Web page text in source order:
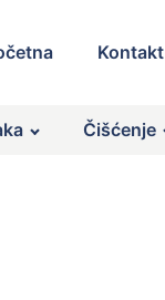
Kontakt
Čišćenje